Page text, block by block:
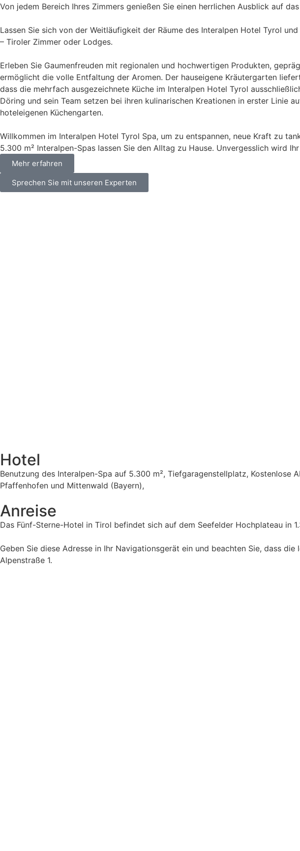
Von jedem Bereich Ihres Zimmers genießen Sie einen herrlichen Ausblick auf
Lassen Sie sich von der Weitläufigkeit der Räume des Interalpen Hotel Tyrol
– Tiroler Zimmer oder Lodges.
Erleben Sie Gaumenfreuden mit regionalen und hochwertigen Produkten,
ermöglicht die volle Entfaltung der Aromen. Der hauseigene Kräutergarten
dass die mehrfach ausgezeichnete Küche im Interalpen Hotel Tyrol
Döring und sein Team setzen bei ihren kulinarischen Kreationen in erster Linie
hoteleigenen Küchengarten.
Willkommen im Interalpen Hotel Tyrol Spa, um zu entspannen, neue Kraft zu
5.300 m² Interalpen-Spas lassen Sie den Alltag zu Hause. Unvergesslich wird
Mehr erfahren
Sprechen Sie mit unseren Experten
Hotel
Benutzung des Interalpen-Spa auf 5.300 m², Tiefgaragenstellplatz,
Pfaffenhofen und Mittenwald (Bayern),
Anreise
Das Fünf-Sterne-Hotel in Tirol befindet sich auf dem Seefelder Hochplateau in
Geben Sie diese Adresse in Ihr Navigationsgerät ein und beachten Sie, dass
Alpenstraße 1.